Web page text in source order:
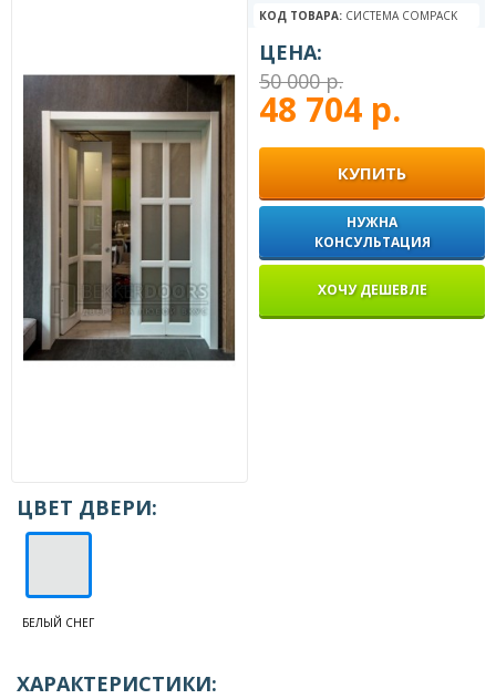
КОД ТОВАРА: СИСТЕМА COMPACK
ЦЕНА:
50 000 р.
48 704 р.
КУПИТЬ
НУЖНА
КОНСУЛЬТАЦИЯ
ХОЧУ ДЕШЕВЛЕ
ЦВЕТ ДВЕРИ:
БЕЛЫЙ СНЕГ
ХАРАКТЕРИСТИКИ: